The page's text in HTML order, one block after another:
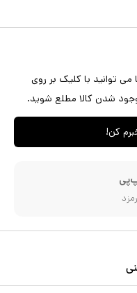
توانید با کلیک بر روی
شدن کالا مطلع شوید.
کن!